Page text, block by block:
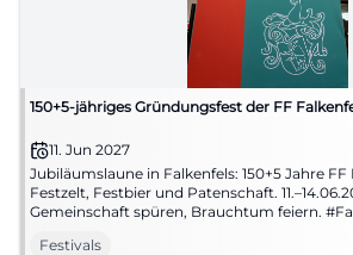
150+5-jähriges Gründungsfest der FF
11. Jun 2027
Jubiläumslaune in Falkenfels: 150+5 Jahre
Festzelt, Festbier und Patenschaft.
Gemeinschaft spüren, Brauchtum feiern.
Festivals